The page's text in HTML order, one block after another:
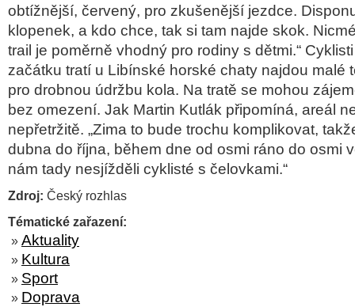
obtížnější, červený, pro zkušenější jezdce.
klopenek, a kdo chce, tak si tam najde skok.
trail je poměrně vhodný pro rodiny s dětmi.“
začátku tratí u Libínské horské chaty najdou malé
pro drobnou údržbu kola. Na tratě se mohou
bez omezení. Jak Martin Kutlák připomíná, areál
nepřetržitě. „Zima to bude trochu komplikovat,
dubna do října, během dne od osmi ráno do osmi
nám tady nesjížděli cyklisté s čelovkami.“
Zdroj: Český rozhlas
Tématické zařazení:
» Aktuality
» Kultura
» Sport
» Doprava